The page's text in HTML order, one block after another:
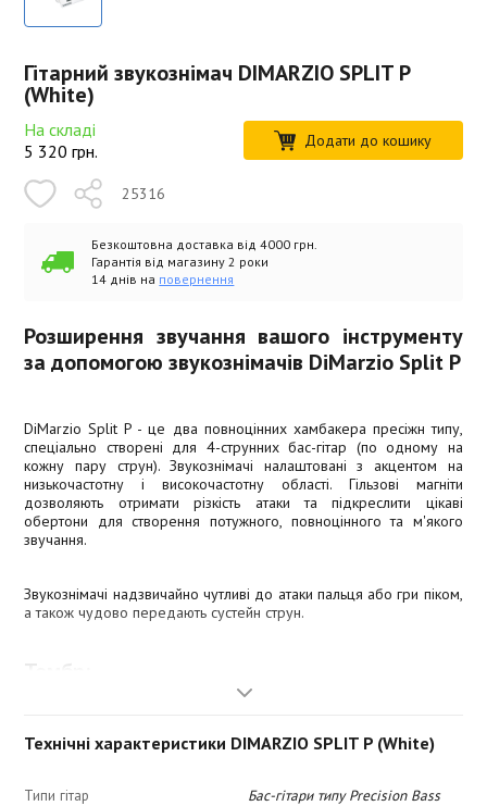
Гітарний звукознімач DIMARZIO SPLIT P
(White)
На складі
5 320 грн. Додати до кошику
25316
Безкоштовна доставка від 4000 грн.
Гарантія від магазину 2 роки
14 днів на повернення
Розширення звучання вашого інструменту
за допомогою звукознімачів DiMarzio Split P
DiMarzio Split P - це два повноцінних хамбакера пресіжн типу,
спеціально створені для 4-струнних бас-гітар (по одному на
кожну пару струн). Звукознімачі налаштовані з акцентом на
низькочастотну і високочастотну області. Гільзові магніти
дозволяють отримати різкість атаки та підкреслити цікаві
обертони для створення потужного, повноцінного та м'якого
звучання.
Звукознімачі надзвичайно чутливі до атаки пальця або гри піком,
а також чудово передають сустейн струн.
Верхні частоти: 5,0
Верхня середина: 6,5
Технічні характеристики DIMARZIO SPLIT P (White)
Типи гітар
Бас-гітари типу Precision Bass